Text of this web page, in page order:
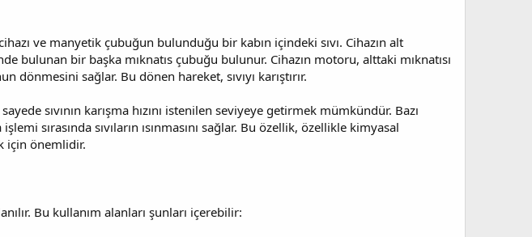
ve manyetik çubuğun bulunduğu bir kabın içindeki sıvı. Cihazın alt
bulunan bir başka mıknatıs çubuğu bulunur. Cihazın motoru, alttaki mıknatısı
dönmesini sağlar. Bu dönen hareket, sıvıyı karıştırır.
sıvının karışma hızını istenilen seviyeye getirmek mümkündür. Bazı
sırasında sıvıların ısınmasını sağlar. Bu özellik, özellikle kimyasal
için önemlidir.
Bu kullanım alanları şunları içerebilir: